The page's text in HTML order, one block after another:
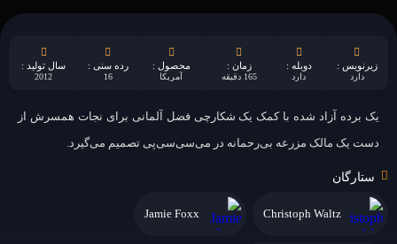
زیرنویس :
دارد
دوبله :
دارد
زمان :
165 دقیقه
محصول :
آمریکا
رده سنی :
16
سال تولید :
2012
یک برده آزاد شده با کمک یک شکارچی فضل آلمانی برای نجات همسرش از
دست یک مالک مزرعه بی‌رحمانه در می‌سی‌سی‌پی تصمیم می‌گیرد.
ستارگان
Christoph Waltz
Jamie Foxx